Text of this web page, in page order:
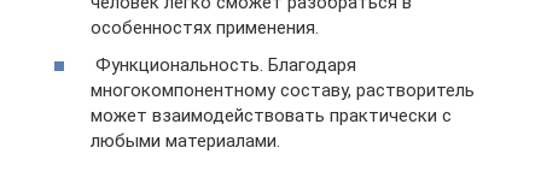
особенностях применения.
Функциональность. Благодаря
многокомпонентному составу, растворитель
может взаимодействовать практически с
любыми материалами.